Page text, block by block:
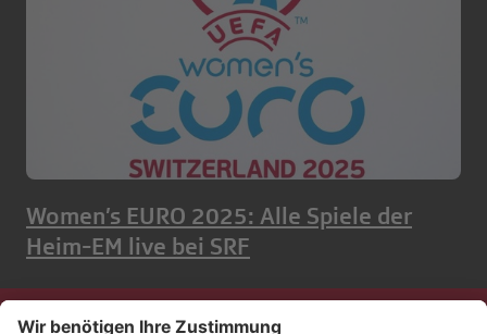
Women’s EURO 2025: Alle Spiele der
Heim-EM live bei SRF